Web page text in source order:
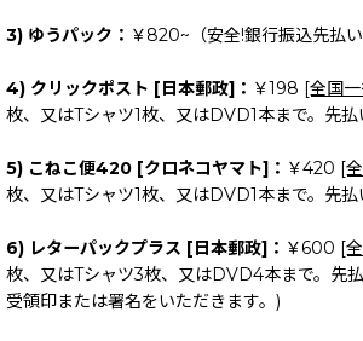
3) ゆうパック： ￥820~（安全!銀行振込先払
4) クリックポスト [日本郵政]： ￥198 [全国
枚、又はTシャツ1枚、又はDVD1本まで。先
5) こねこ便420 [クロネコヤマト]： ￥420 [
枚、又はTシャツ1枚、又はDVD1本まで。先
6) レターパックプラス [日本郵政]： ￥600 [
枚、又はTシャツ3枚、又はDVD4本まで。先払
受領印または署名をいただきます。)